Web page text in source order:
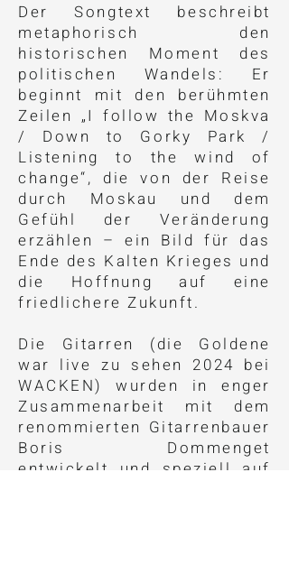
Der Songtext beschreibt
metaphorisch den
historischen Moment des
politischen Wandels: Er
beginnt mit den berühmten
Zeilen „I follow the Moskva
/ Down to Gorky Park /
Listening to the wind of
change“, die von der Reise
durch Moskau und dem
Gefühl der Veränderung
erzählen – ein Bild für das
Ende des Kalten Krieges und
die Hoffnung auf eine
friedlichere Zukunft.
Die Gitarren (die Goldene
war live zu sehen 2024 bei
WACKEN) wurden in enger
Zusammenarbeit mit dem
renommierten Gitarrenbauer
Boris Dommenget
entwickelt und speziell auf